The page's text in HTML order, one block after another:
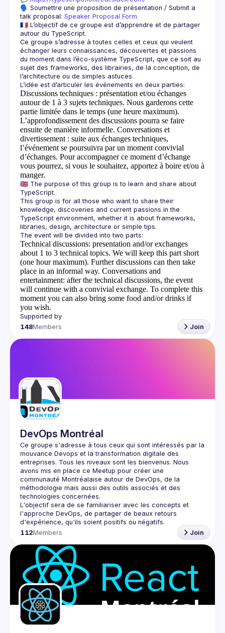
🗣️ Soumettre une proposition de présentation / Submit a
talk proposal: Speaker Proposal Form
🇫🇷 L’objectif de ce groupe est d’apprendre et de partager
Ce groupe s’adresse à toutes celles et ceux qui veulent
échanger leurs connaissances, découvertes et passions
du moment dans l’éco-système TypeScript, que ce soit au
sujet des frameworks, des librairies, de la conception, de
Discussions techniques : présentation et/ou échanges
autour de 1 à 3 sujets techniques. Nous garderons cette
partie limitée dans le temps (une heure maximum).
L’approfondissement des discussions pourra se faire
ensuite de manière informelle. Conversations et
divertissement : suite aux échanges techniques,
l’événement se poursuivra par un moment convivial
d’échanges. Pour accompagner ce moment d’échange
vous pourrez, si vous le souhaitez, apportez à boire et/ou à
manger.
🇬🇧 The purpose of this group is to learn and share about
This group is for all those who want to share their
knowledge, discoveries and current passions in the
TypeScript environment, whether it is about frameworks,
Technical discussions: presentation and/or exchanges
about 1 to 3 technical topics. We will keep this part short
(one hour maximum). Further discussions can then take
place in an informal way. Conversations and
entertainment: after the technical discussions, the event
will continue with a convivial exchange. To complete this
moment you can also bring some food and/or drinks if
you wish.
148Members Join
DevOps Montréal
Ce groupe s'adresse à tous ceux qui sont intéressés par la
mouvance Devops et la transformation digitale des
entreprises. Tous les niveaux sont les bienvenus. Nous
avons mis en place ce Meetup pour créer une
communauté Montréalaise autour de DevOps, de la
méthodologie mais aussi des outils associés et des
L'objectif sera de se familiariser avec les concepts et
l'approche DevOps, de partager de beaux retours
112Members Join